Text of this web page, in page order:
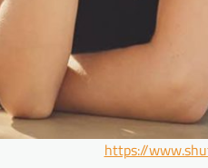
https://